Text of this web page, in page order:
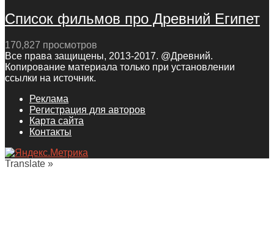
Список фильмов про Древний Египет
170,827 просмотров
Все права защищены, 2013-2017. @Древний.
Копирование материала только при установлении
ссылки на источник.
Реклама
Регистрация для авторов
Карта сайта
Контакты
Translate »